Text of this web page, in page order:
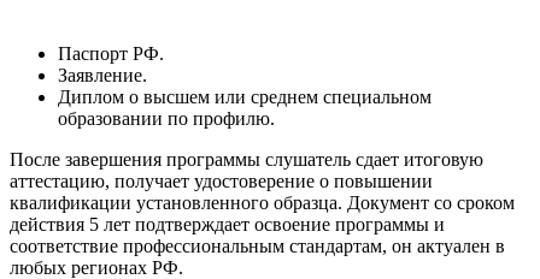
Паспорт РФ.
Заявление.
Диплом о высшем или среднем специальном
образовании по профилю.
После завершения программы слушатель сдает итоговую
аттестацию, получает удостоверение о повышении
квалификации установленного образца. Документ со сроком
действия 5 лет подтверждает освоение программы и
соответствие профессиональным стандартам, он актуален в
любых регионах РФ.